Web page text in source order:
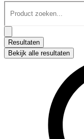
Search
Resultaten
Bekijk alle resultaten